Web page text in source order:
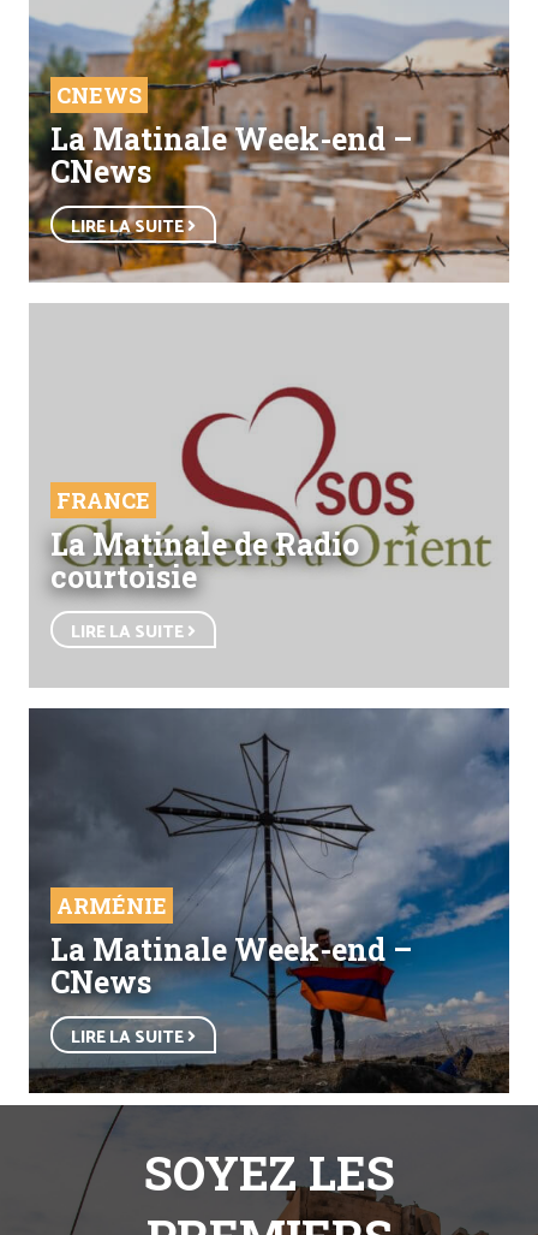
CNEWS
La Matinale Week-end –
CNews
LIRE LA SUITE
FRANCE
La Matinale de Radio
courtoisie
LIRE LA SUITE
ARMÉNIE
La Matinale Week-end –
CNews
LIRE LA SUITE
SOYEZ LES